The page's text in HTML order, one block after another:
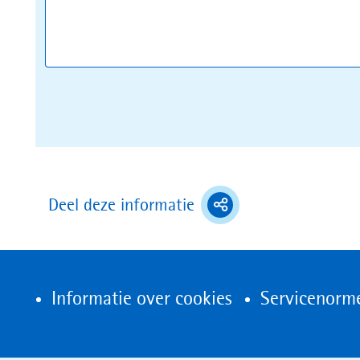
Deel deze informatie (toont
deel
Informatie over cookies